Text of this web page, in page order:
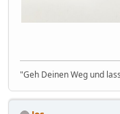
"Geh Deinen Weg und